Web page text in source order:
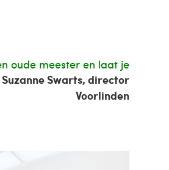
oude meester en laat je
Suzanne Swarts, director
Voorlinden